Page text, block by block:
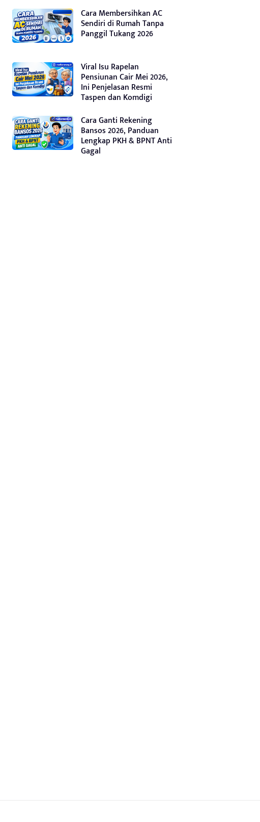
Cara Membersihkan AC
Sendiri di Rumah Tanpa
Panggil Tukang 2026
Viral Isu Rapelan
Pensiunan Cair Mei 2026,
Ini Penjelasan Resmi
Taspen dan Komdigi
Cara Ganti Rekening
Bansos 2026, Panduan
Lengkap PKH & BPNT Anti
Gagal